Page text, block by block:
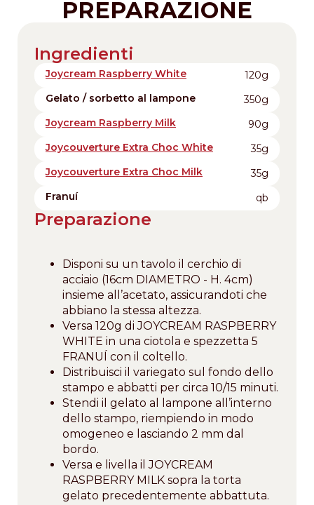
PREPARAZIONE
Ingredienti
Joycream Raspberry White
120g
Gelato / sorbetto al lampone
350g
Joycream Raspberry Milk
90g
Joycouverture Extra Choc White
35g
Joycouverture Extra Choc Milk
35g
Franuí
qb
Preparazione
Disponi su un tavolo il cerchio di
acciaio (16cm DIAMETRO - H. 4cm)
insieme all’acetato, assicurandoti che
abbiano la stessa altezza.
Versa 120g di JOYCREAM RASPBERRY
WHITE in una ciotola e spezzetta 5
FRANUÍ con il coltello.
Distribuisci il variegato sul fondo dello
stampo e abbatti per circa 10/15 minuti.
Stendi il gelato al lampone all’interno
dello stampo, riempiendo in modo
omogeneo e lasciando 2 mm dal
bordo.
Versa e livella il JOYCREAM
RASPBERRY MILK sopra la torta
gelato precedentemente abbattuta.